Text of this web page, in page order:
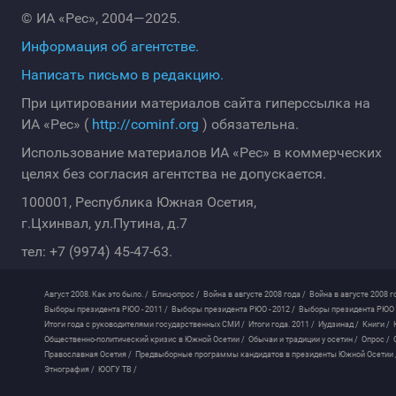
© ИА «Рес», 2004—2025.
Информация об агентстве.
Написать письмо в редакцию.
При цитировании материалов сайта гиперссылка на
ИА «Рес» ( http://cominf.org ) обязательна.
Использование материалов ИА «Рес» в коммерческих
целях без согласия агентства не допускается.
100001, Республика Южная Осетия,
г.Цхинвал, ул.Путина, д.7
тел: +7 (9974) 45-47-63.
Август 2008. Как это было. / Блиц-опрос / Война в августе 2008 года / Война в августе 2008
Выборы президента РЮО - 2011 / Выборы президента РЮО - 2012 / Выборы президента РЮО
Итоги года с руководителями государственных СМИ / Итоги года. 2011 / Иудзинад / Книги /
Общественно-политический кризис в Южной Осетии / Обычаи и традиции у осетин / Опрос /
Православная Осетия / Предвыборные программы кандидатов в президенты Южной Осетии
Этнография / ЮОГУ ТВ /